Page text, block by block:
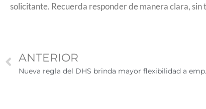
solicitante. Recuerda responder de manera clara,
ANTERIOR
Nueva regla del